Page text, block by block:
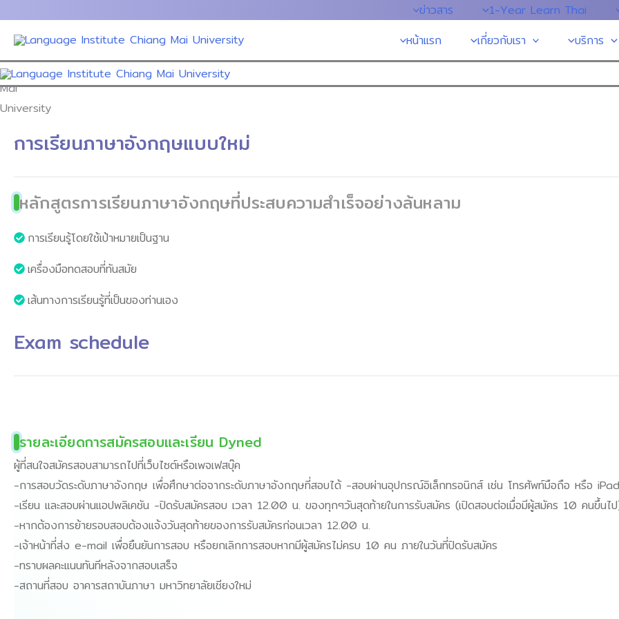
content
ข่าวสาร
1-Year Learn Thai
หน้าแรก
เกี่ยวกับเรา บริการ
การเรียนภาษาอังกฤษแบบใหม่
หลักสูตรการเรียนภาษาอังกฤษที่ประสบความสำเร็จอย่างล้นหลาม
การเรียนรู้โดยใช้เป้าหมายเป็นฐาน
เครื่องมือทดสอบที่ทันสมัย
เส้นทางการเรียนรู้ที่เป็นของท่านเอง
Exam schedule
รายละเอียดการสมัครสอบและเรียน Dyned
ผู้ที่สนใจสมัครสอบสามารถไปที่เว็บไซต์หรือเพจเฟสบุ๊ค
-การสอบวัดระดับภาษาอังกฤษ เพื่อศึกษาต่อจากระดับภาษาอังกฤษที่สอบได้ -สอบผ่านอุปกรณ์อิเล็กทรอนิกส์ เช่น โทรศัพท์มือถือ หรือ iPad
-เรียน และสอบผ่านแอปพลิเคชัน -ปิดรับสมัครสอบ เวลา 12.00 น. ของทุกๆวันสุดท้ายในการรับสมัคร (เปิดสอบต่อเมื่อมีผู้สมัคร 10 คนขึ้นไ
-หากต้องการย้ายรอบสอบต้องแจ้งวันสุดท้ายของการรับสมัครก่อนเวลา 12.00 น.
-เจ้าหน้าที่ส่ง e-mail เพื่อยืนยันการสอบ หรือยกเลิกการสอบหากมีผู้สมัครไม่ครบ 10 คน ภายในวันที่ปิดรับสมัคร
-ทราบผลคะแนนทันทีหลังจากสอบเสร็จ
-สถานที่สอบ อาคารสถาบันภาษา มหาวิทยาลัยเชียงใหม่